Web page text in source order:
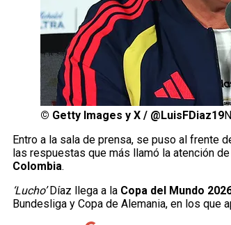
© Getty Images y X / @LuisFDiaz19
Entro a la sala de prensa, se puso al frente
las respuestas que más llamó la atención de
Colombia.
‘Lucho’Díaz llega a la Copa del Mundo
Bundesliga y Copa de Alemania, en los que